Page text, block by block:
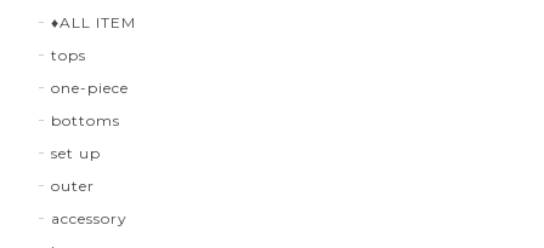
♦︎ALL ITEM
tops
one-piece
bottoms
set up
outer
accessory